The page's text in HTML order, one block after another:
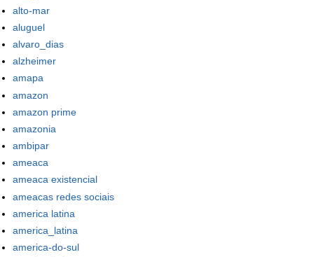
alto-mar
aluguel
alvaro_dias
alzheimer
amapa
amazon
amazon prime
amazonia
ambipar
ameaca
ameaca existencial
ameacas redes sociais
america latina
america_latina
america-do-sul